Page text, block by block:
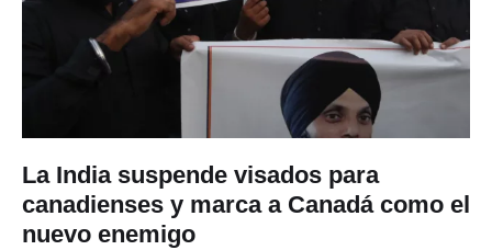
La India suspende visados para
canadienses y marca a Canadá como el
nuevo enemigo